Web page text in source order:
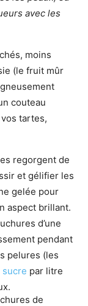
avec les
moins
(le fruit mûr
couteau
tartes,
regorgent de
et gélifier les
gelée pour
aspect brillant.
d’une
pendant
pelures (les
sucre par litre
de